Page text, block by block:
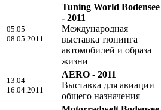
05.05
08.05.2011
Tuning World Bodensee
- 2011
Международная
выставка тюнинга
автомобилей и образа
жизни
13.04
16.04.2011
AERO - 2011
Выставка для авиации
общего назначения